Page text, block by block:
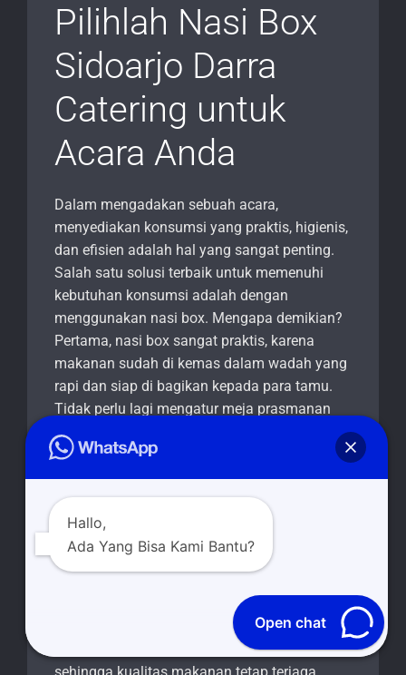
Pilihlah Nasi Box
Sidoarjo Darra
Catering untuk
Acara Anda
Dalam mengadakan sebuah acara,
menyediakan konsumsi yang praktis, higienis,
dan efisien adalah hal yang sangat penting.
Salah satu solusi terbaik untuk memenuhi
kebutuhan konsumsi adalah dengan
menggunakan nasi box. Mengapa demikian?
Pertama, nasi box sangat praktis, karena
makanan sudah di kemas dalam wadah yang
rapi dan siap di bagikan kepada para tamu.
Tidak perlu lagi mengatur meja prasmanan
atau menyediakan piring dan alat makan
tambahan, karena semua sudah tersaji dalam
satu paket yang mudah dibawa.
Selain praktis, nasi box juga menawarkan
kebersihan dan higienitas yang lebih baik.
Dalam sistem prasmanan, ada kemungkinan
yang mengambil langsung dari wadah besar.
Namun, dengan nasi box, setiap porsi sudah
tertutup rapat dan tersusun dengan baik,
Hallo,
Ada Yang Bisa Kami Bantu?
Open chat